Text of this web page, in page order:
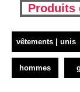
Produits
vêtements | unis
hommes